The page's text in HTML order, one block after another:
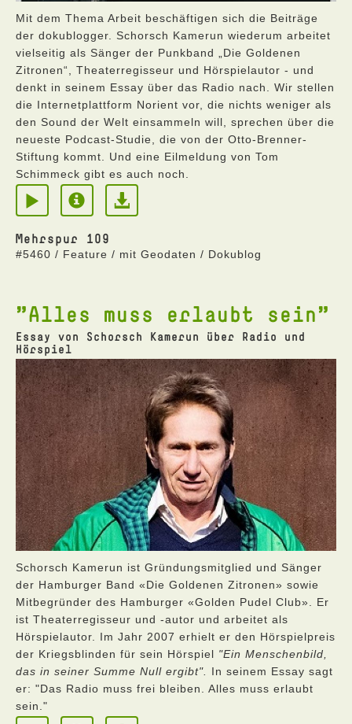
Mit dem Thema Arbeit beschäftigen sich die Beiträge
der dokublogger. Schorsch Kamerun wiederum arbeitet
vielseitig als Sänger der Punkband „Die Goldenen
Zitronen“, Theaterregisseur und Hörspielautor - und
denkt in seinem Essay über das Radio nach. Wir stellen
die Internetplattform Norient vor, die nichts weniger als
den Sound der Welt einsammeln will, sprechen über die
neueste Podcast-Studie, die von der Otto-Brenner-
Stiftung kommt. Und eine Eilmeldung von Tom
Schimmeck gibt es auch noch.
Mehrspur 109
#5460 / Feature / mit Geodaten / Dokublog
"Alles muss erlaubt sein"
Essay von Schorsch Kamerun über Radio und
Hörspiel
Schorsch Kamerun ist Gründungsmitglied und Sänger
der Hamburger Band «Die Goldenen Zitronen» sowie
Mitbegründer des Hamburger «Golden Pudel Club». Er
ist Theaterregisseur und -autor und arbeitet als
Hörspielautor. Im Jahr 2007 erhielt er den Hörspielpreis
der Kriegsblinden für sein Hörspiel "Ein Menschenbild,
das in seiner Summe Null ergibt". In seinem Essay sagt
er: "Das Radio muss frei bleiben. Alles muss erlaubt
sein."